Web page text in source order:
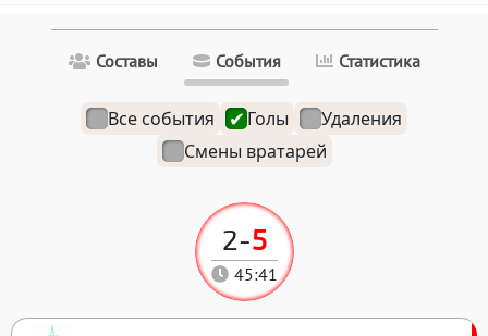
Составы События Статистика
Все события Голы
Удаления
Смены вратарей
2-5
45:41